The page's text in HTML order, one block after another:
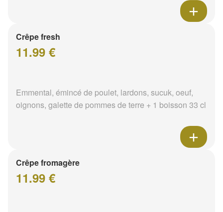
Crêpe fresh
11.99 €
Emmental, émincé de poulet, lardons, sucuk, oeuf,
oignons, galette de pommes de terre + 1 boisson 33 cl
Crêpe fromagère
11.99 €